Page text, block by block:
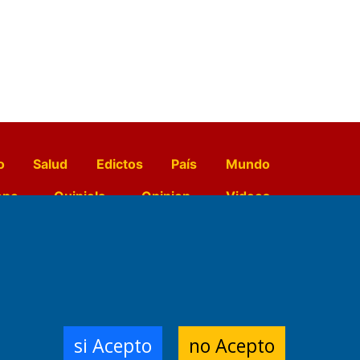
Salud Edictos País
Mundo
Quiniela Opinion
Videos
si Acepto no Acepto